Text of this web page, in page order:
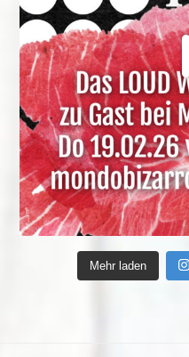
Mehr laden